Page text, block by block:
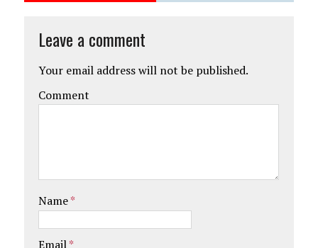
Leave a comment
Your email address will not be published.
Comment
Name*
Email*